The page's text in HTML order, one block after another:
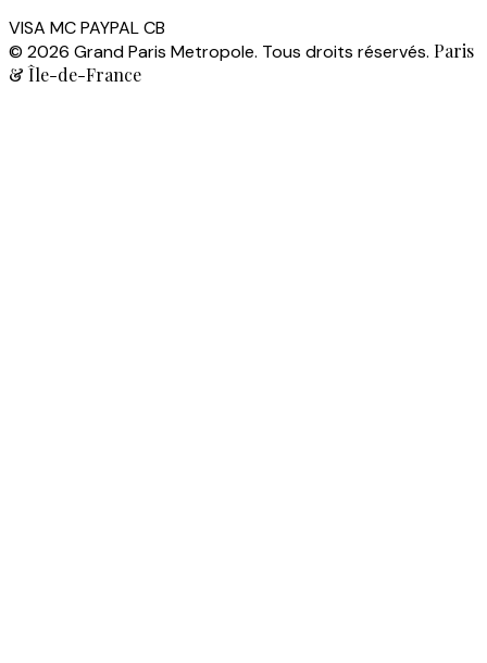
VISA MCPAYPALCB
© 2026 Grand Paris Metropole. Tous droits réservés. Paris
& Île-de-France